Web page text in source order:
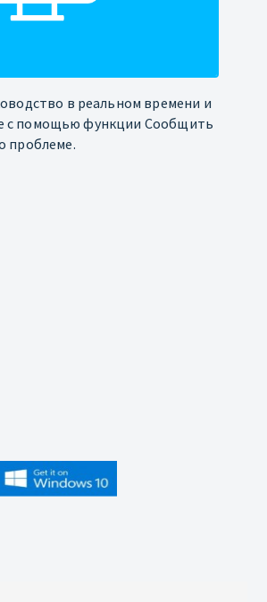
в реальном времени и
с помощью функции Сообщить
проблеме.